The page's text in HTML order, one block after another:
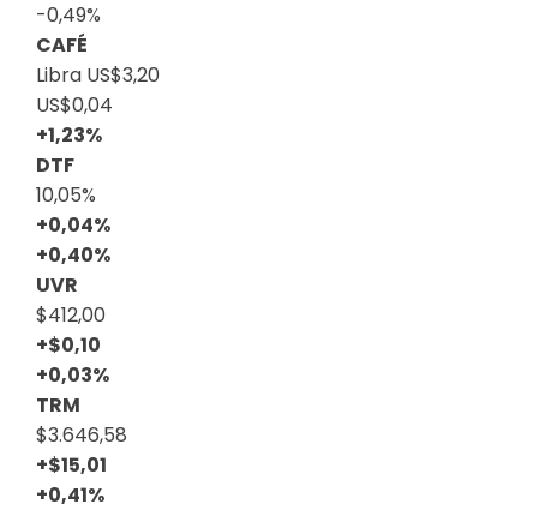
-0,49%
CAFÉ
Libra US$3,20
US$0,04
+1,23%
DTF
10,05%
+0,04%
+0,40%
UVR
$412,00
+$0,10
+0,03%
TRM
$3.646,58
+$15,01
+0,41%